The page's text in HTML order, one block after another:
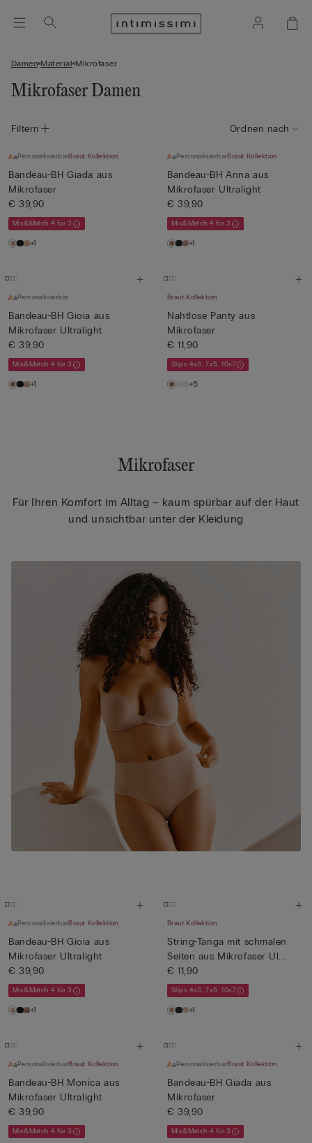
Damen Material Mikrofaser
Mikrofaser Damen
Filtern Ordnen nach
PersonalisierbarBraut Kollektion
Bandeau-BH Giada aus
Mikrofaser
€ 39,90
Mix&Match 4 für 3
+1
PersonalisierbarBraut Kollektion
Bandeau-BH Anna aus
Mikrofaser Ultralight
€ 39,90
Mix&Match 4 für 3
+1
Personalisierbar
Bandeau-BH Gioia aus
Mikrofaser Ultralight
€ 39,90
Mix&Match 4 für 3
+1
Braut Kollektion
Nahtlose Panty aus
Mikrofaser
€ 11,90
Slips 4x3, 7x5, 10x7
+5
Mikrofaser
Für Ihren Komfort im Alltag – kaum spürbar auf der Haut
und unsichtbar unter der Kleidung
PersonalisierbarBraut Kollektion
Bandeau-BH Gioia aus
Mikrofaser Ultralight
€ 39,90
Mix&Match 4 für 3
+1
Braut Kollektion
String-Tanga mit schmalen
Seiten aus Mikrofaser Ul...
€ 11,90
Slips 4x3, 7x5, 10x7
+1
PersonalisierbarBraut Kollektion
Bandeau-BH Monica aus
Mikrofaser Ultralight
€ 39,90
Mix&Match 4 für 3
PersonalisierbarBraut Kollektion
Bandeau-BH Giada aus
Mikrofaser
€ 39,90
Mix&Match 4 für 3